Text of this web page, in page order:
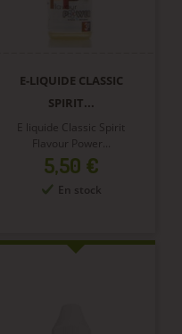
E-LIQUIDE CLASSIC
SPIRIT...
E liquide Classic Spirit
Flavour Power...
Prix
5,50 €
En stock